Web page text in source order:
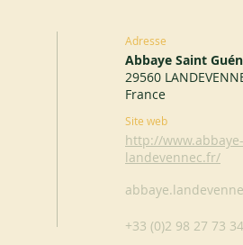
Adresse
Abbaye Saint
29560
France
Site web
http://www.abbaye-
landevennec.fr/
+33 (0)2 98 27 73 34